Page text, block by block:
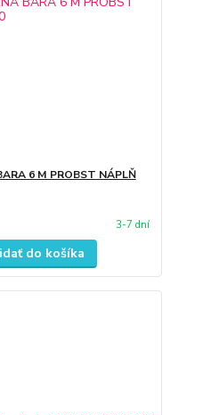
6 M PROBST NÁPLŇ
3-7 dní
do košíka